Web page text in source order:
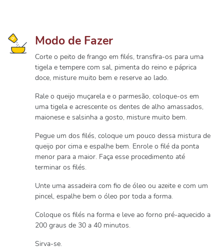
Modo de Fazer
Corte o peito de frango em filés, transfira-os para uma
tigela e tempere com sal, pimenta do reino e páprica
doce, misture muito bem e reserve ao lado.
Rale o queijo muçarela e o parmesão, coloque-os em
uma tigela e acrescente os dentes de alho amassados,
maionese e salsinha a gosto, misture muito bem.
Pegue um dos filés, coloque um pouco dessa mistura de
queijo por cima e espalhe bem. Enrole o filé da ponta
menor para a maior. Faça esse procedimento até
terminar os filés.
Unte uma assadeira com fio de óleo ou azeite e com um
pincel, espalhe bem o óleo por toda a forma.
Coloque os filés na forma e leve ao forno pré-aquecido a
200 graus de 30 a 40 minutos.
Sirva-se.